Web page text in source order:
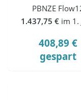
PBNZE
1.437,75 € im 1.
408,89 €
gespart